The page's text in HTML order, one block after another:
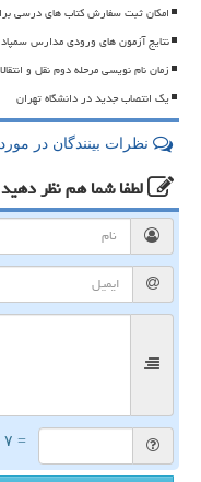
امکان ثبت سفارش کتاب های درسی برای سال
نتایج آزمون های ورودی مدارس
زمان نام نویسی مرحله دوم نقل و
یک انتصاب جدید در دانشگاه تهران
نظرات بینندگان در
لطفا شما همنظر دهید
= ۷ بعلاوه ۲